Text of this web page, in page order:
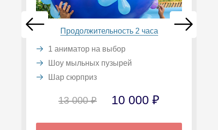
Продолжительность 2 часа
1 аниматор на выбор
Шоу мыльных пузырей
Шар сюрприз
13 000 ₽ 10 000 ₽